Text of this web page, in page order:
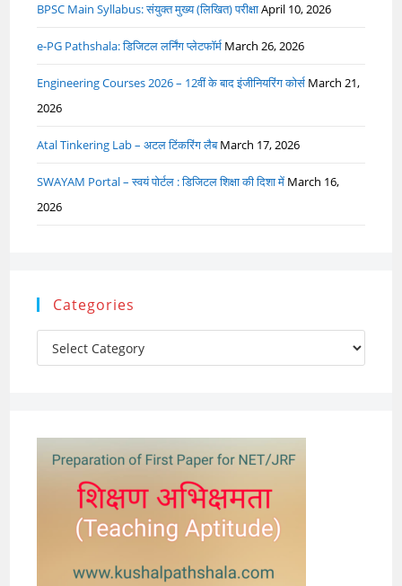
BPSC Main Syllabus: संयुक्त मुख्य (लिखित) परीक्षाApril 10, 2026
e-PG Pathshala: डिजिटल लर्निंग प्लेटफॉर्म March 26, 2026
Engineering Courses 2026 – 12वीं के बाद इंजीनियरिंग कोर्स March 21,
2026
Atal Tinkering Lab – अटल टिंकरिंग लैब March 17, 2026
SWAYAM Portal – स्वयं पोर्टल : डिजिटल शिक्षा की दिशा में March 16,
2026
Categories
Categories